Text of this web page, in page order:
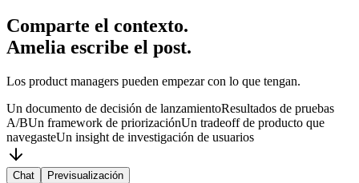
Comparte el contexto.
Amelia escribe el post.
Los product managers pueden empezar con lo que tengan.
Un documento de decisión de lanzamientoResultados de pruebas
A/BUn framework de priorizaciónUn tradeoff de producto que
navegasteUn insight de investigación de usuarios
Chat Previsualización